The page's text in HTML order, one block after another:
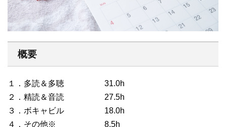
概要
１．多読＆多聴 31.0h
２．精読＆音読 27.5h
３．ボキャビル 18.0h
４．その他※ 8.5h